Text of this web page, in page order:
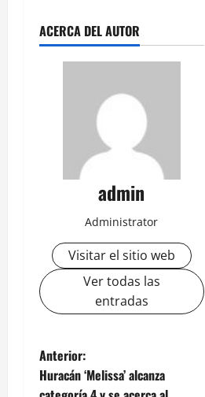
ACERCA DEL AUTOR
admin
Administrator
Visitar el sitio web
Ver todas las
entradas
N
Anterior:
Huracán ‘Melissa’ alcanza